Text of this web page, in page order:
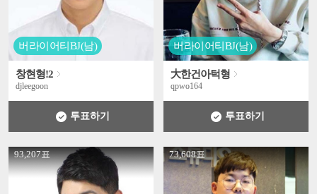
버라이어티BJ(남)
창현형!2
djleegoon
투표하기
버라이어티BJ(남)
大한건아턱형
qpwo164
투표하기
93,207표
' + 73,608표
' +